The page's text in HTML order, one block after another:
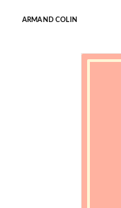
ARMAND COLIN